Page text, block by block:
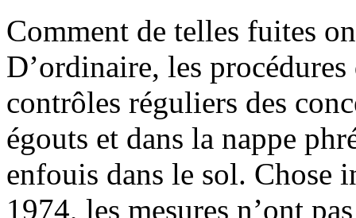
Comment de telles fuites
D’ordinaire, les
contrôles réguliers des
égouts et dans la nappe
enfouis dans le sol. Chose
1974, les mesures n’ont